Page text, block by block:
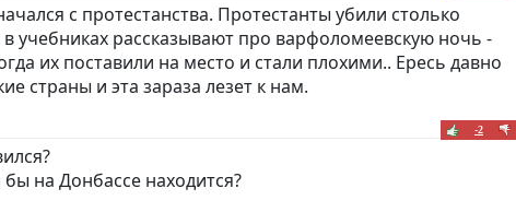
с протестанства. Протестанты убили столько
учебниках рассказывают про варфоломеевскую ночь -
их поставили на место и стали плохими.. Ересь давно
страны и эта зараза лезет к нам.
-2
на Донбассе находится?